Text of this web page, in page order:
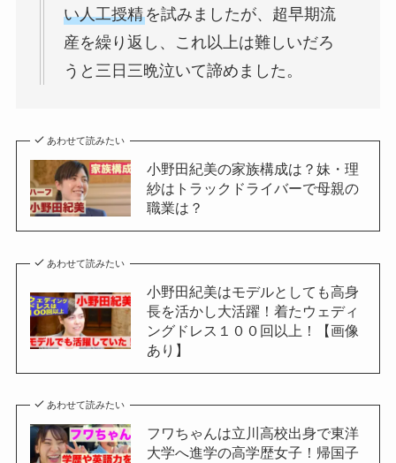
い人工授精を試みましたが、超早期流
産を繰り返し、これ以上は難しいだろ
うと三日三晩泣いて諦めました。
あわせて読みたい
小野田紀美の家族構成は？妹・理
紗はトラックドライバーで母親の
職業は？
あわせて読みたい
小野田紀美はモデルとしても高身
長を活かし大活躍！着たウェディ
ングドレス１００回以上！【画像
あり】
あわせて読みたい
フワちゃんは立川高校出身で東洋
大学へ進学の高学歴女子！帰国子